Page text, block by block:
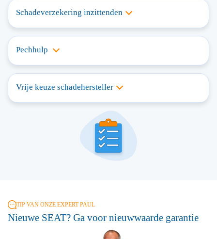
Schadeverzekering inzittenden
Pechhulp
Vrije keuze schadehersteller
TIP VAN ONZE EXPERT PAUL
Nieuwe SEAT? Ga voor nieuwwaarde garantie